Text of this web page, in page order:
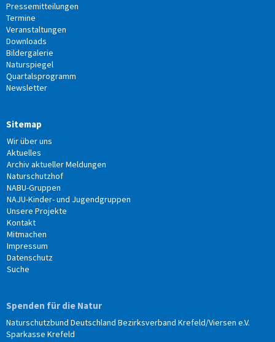
Pressemitteilungen
Termine
Veranstaltungen
Downloads
Bildergalerie
Naturspiegel
Quartalsprogramm
Newsletter
Sitemap
Wir über uns
Aktuelles
Archiv aktueller Meldungen
Naturschutzhof
NABU-Gruppen
NAJU-Kinder- und Jugendgruppen
Unsere Projekte
Kontakt
Mitmachen
Impressum
Datenschutz
Suche
Spenden für die Natur
Naturschutzbund Deutschland Bezirksverband Krefeld/Viersen e.V.
Sparkasse Krefeld